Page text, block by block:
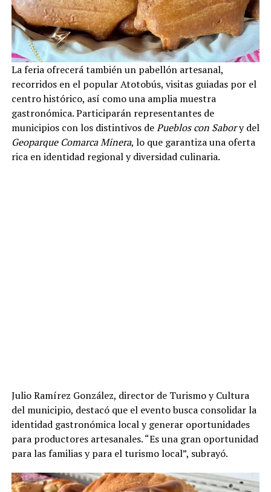
La feria ofrecerá también un pabellón artesanal,
recorridos en el popular Atotobús, visitas guiadas por el
centro histórico, así como una amplia muestra
gastronómica. Participarán representantes de
municipios con los distintivos dePueblos con Sabory del
Geoparque Comarca Minera, lo que garantiza una oferta
rica en identidad regional y diversidad culinaria.
Julio Ramírez González, director de Turismo y Cultura
del municipio, destacó que el evento busca consolidar la
identidad gastronómica local y generar oportunidades
para productores artesanales. “Es una gran oportunidad
para las familias y para el turismo local”, subrayó.